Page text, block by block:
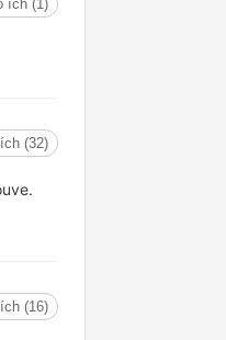
ích (1)
(32)
(16)